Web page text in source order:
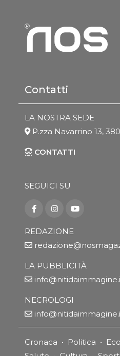
Contatti
LA NOSTRA SEDE
P.zza Navarrino 13,
CONTATTI
SEGUICI SU
REDAZIONE
LA PUBBLICITÀ
NECROLOGI
Cronaca • Politica •